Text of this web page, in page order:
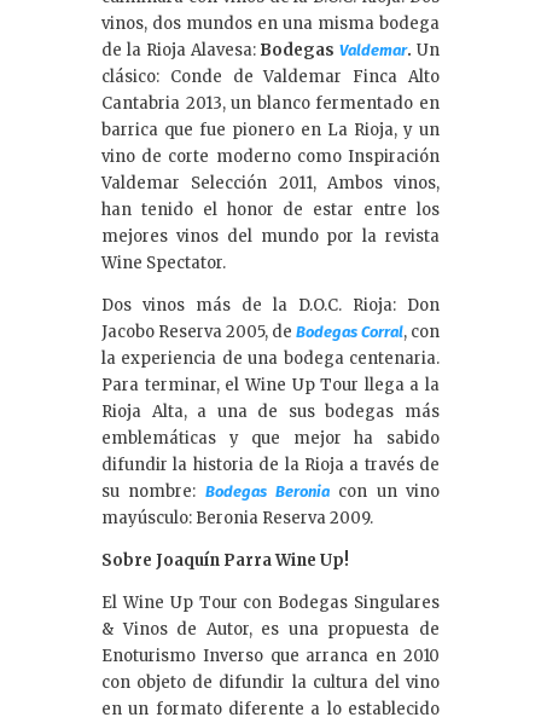
vinos, dos mundos en una misma bodega
de la Rioja Alavesa: BodegasValdemar.Un
clásico: Conde de Valdemar Finca Alto
Cantabria 2013, un blanco fermentado en
barrica que fue pionero en La Rioja, y un
vino de corte moderno como Inspiración
Valdemar Selección 2011, Ambos vinos,
han tenido el honor de estar entre los
mejores vinos del mundo por la revista
Wine Spectator.
Dos vinos más de la D.O.C. Rioja: Don
Jacobo Reserva 2005, de Bodegas Corral, con
la experiencia de una bodega centenaria.
Para terminar, el Wine Up Tour llega a la
Rioja Alta, a una de sus bodegas más
emblemáticas y que mejor ha sabido
difundir la historia de la Rioja a través de
su nombre: Bodegas Beronia con un vino
mayúsculo: Beronia Reserva 2009.
Sobre Joaquín Parra Wine Up!
El Wine Up Tour con Bodegas Singulares
& Vinos de Autor, es una propuesta de
Enoturismo Inverso que arranca en 2010
con objeto de difundir la cultura del vino
en un formato diferente a lo establecido